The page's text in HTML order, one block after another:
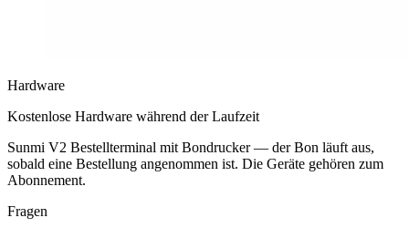
Hardware
Kostenlose Hardware während der Laufzeit
Sunmi V2 Bestellterminal mit Bondrucker — der Bon läuft aus,
sobald eine Bestellung angenommen ist. Die Geräte gehören zum
Abonnement.
Fragen